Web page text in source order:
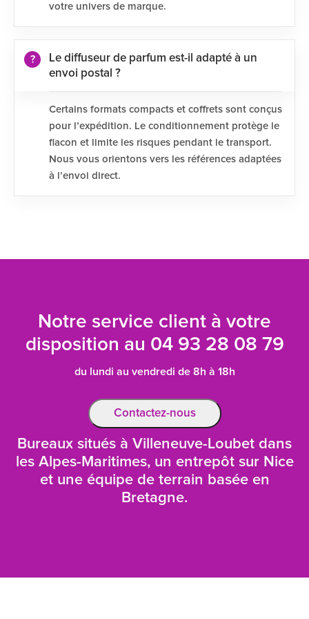
votre univers de marque.
Le diffuseur de parfum est-il adapté à un
envoi postal ?
Certains formats compacts et coffrets sont conçus
pour l’expédition. Le conditionnement protège le
flacon et limite les risques pendant le transport.
Nous vous orientons vers les références adaptées
à l’envoi direct.
Notre service client à votre
disposition au 04 93 28 08 79
du lundi au vendredi de 8h à 18h
Contactez-nous
Bureaux situés à Villeneuve-Loubet dans
les Alpes-Maritimes, un entrepôt sur Nice
et une équipe de terrain basée en
Bretagne.